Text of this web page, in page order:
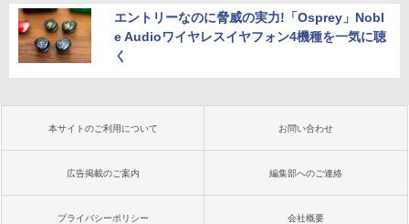
エントリーなのに脅威の実力!「Osprey」Nobl
e Audioワイヤレスイヤフォン4機種を一気に聴
く
本サイトのご利用について お問い合わせ
広告掲載のご案内 編集部へのご連絡
プライバシーポリシー 会社概要